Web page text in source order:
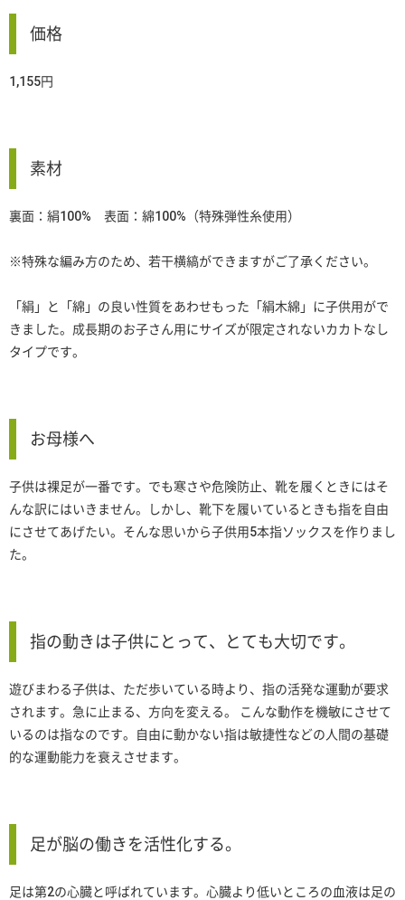
価格
1,155円
素材
裏面：絹100% 表面：綿100%（特殊弾性糸使用）
※特殊な編み方のため、若干横縞ができますがご了承ください。
「絹」と「綿」の良い性質をあわせもった「絹木綿」に子供用がで
きました。成長期のお子さん用にサイズが限定されないカカトなし
タイプです。
お母様へ
子供は裸足が一番です。でも寒さや危険防止、靴を履くときにはそ
んな訳にはいきません。しかし、靴下を履いているときも指を自由
にさせてあげたい。そんな思いから子供用5本指ソックスを作りまし
た。
指の動きは子供にとって、とても大切です。
遊びまわる子供は、ただ歩いている時より、指の活発な運動が要求
されます。急に止まる、方向を変える。 こんな動作を機敏にさせて
いるのは指なのです。自由に動かない指は敏捷性などの人間の基礎
的な運動能力を衰えさせます。
足が脳の働きを活性化する。
足は第2の心臓と呼ばれています。心臓より低いところの血液は足の